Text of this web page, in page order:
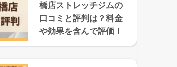
橋店ストレッチジムの
口コミと評判は？料金
や効果を含んで評価！